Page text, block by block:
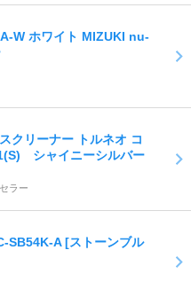
W ホワイト MIZUKI nu-
クリーナー トルネオ コ
シャイニーシルバー
ラー
SB54K-A [ストーンブル